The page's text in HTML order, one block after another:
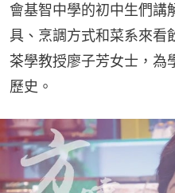
會基智中學的初中生們講
具、烹調方式和菜系來看
茶學教授廖子芳女士，為
歷史。